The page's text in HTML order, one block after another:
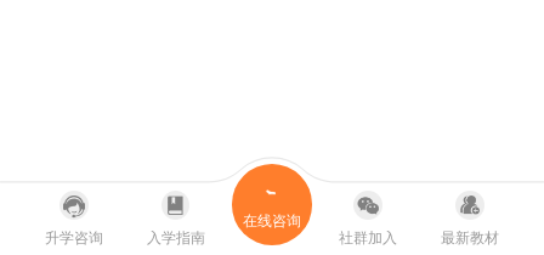
升学咨询 入学指南
在线咨询
社群加入
最新教材